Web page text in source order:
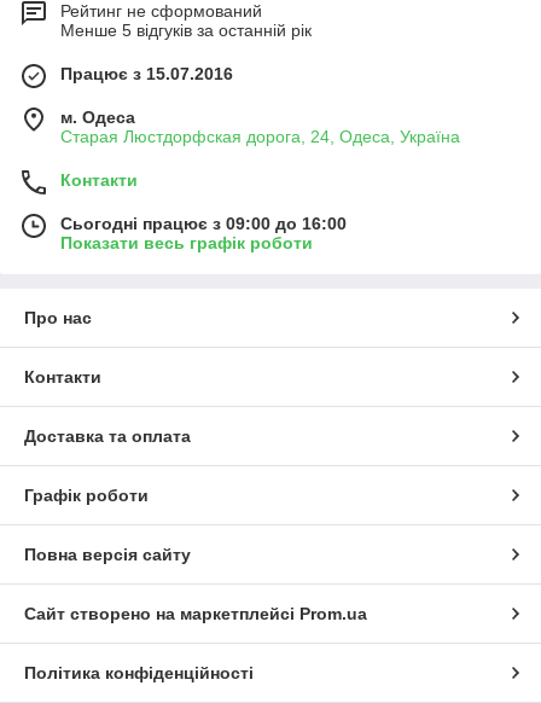
Рейтинг не сформований
Менше 5 відгуків за останній рік
Працює з 15.07.2016
м. Одеса
Старая Люстдорфская дорога, 24, Одеса, Україна
Контакти
Сьогодні працює з 09:00 до 16:00
Показати весь графік роботи
Про нас
Контакти
Доставка та оплата
Графік роботи
Повна версія сайту
Сайт створено на маркетплейсі Prom.ua
Політика конфіденційності